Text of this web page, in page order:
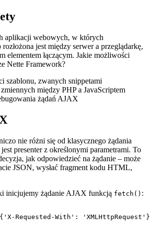
aplikacji webowych, w których
jest między serwer a przeglądarkę,
elementem łączącym. Jakie możliwości
Nette Framework?
szablonu, zwanych snippetami
między PHP a JavaScriptem
żądań AJAX
nie różni się od klasycznego żądania
presenter z określonymi parametrami. To
jak odpowiedzieć na żądanie – może
JSON, wysłać fragment kodu HTML,
inicjujemy żądanie AJAX funkcją fetch() :